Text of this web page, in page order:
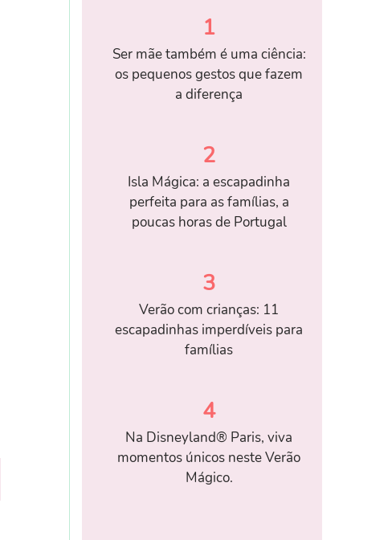
1
Ser mãe também é uma ciência:
os pequenos gestos que fazem
a diferença
2
Isla Mágica: a escapadinha
perfeita para as famílias, a
poucas horas de Portugal
3
Verão com crianças: 11
escapadinhas imperdíveis para
famílias
4
Na Disneyland® Paris, viva
momentos únicos neste Verão
Mágico.